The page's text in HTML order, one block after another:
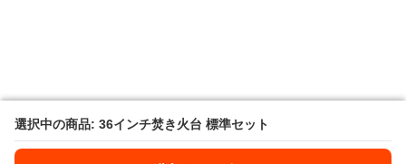
選択中の商品: 36インチ焚き火台 標準セット
選択中の商品: 36インチ焚き火台 標準セット